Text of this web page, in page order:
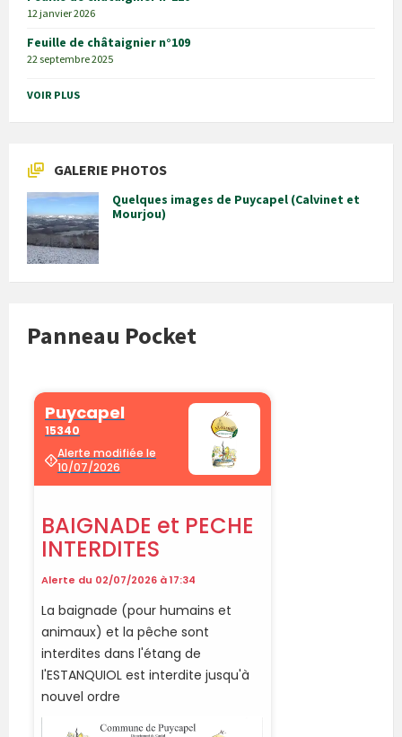
12 janvier 2026
Feuille de châtaignier n°109
22 septembre 2025
VOIR PLUS
GALERIE PHOTOS
Quelques images de Puycapel (Calvinet et
Mourjou)
Panneau Pocket